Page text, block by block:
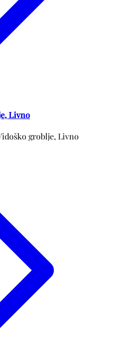
Livno
groblje, Livno